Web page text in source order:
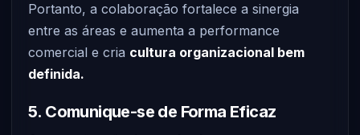
Portanto, a colaboração fortalece a sinergia
entre as áreas e aumenta a performance
comercial e cria cultura organizacional bem
definida.
5. Comunique-se de Forma Eficaz